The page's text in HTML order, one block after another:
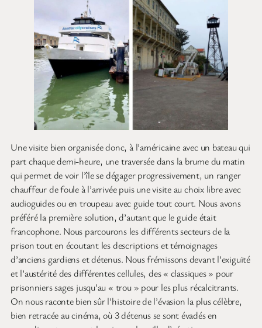
Une visite bien organisée donc, à l’américaine avec un bateau qui
part chaque demi-heure, une traversée dans la brume du matin
qui permet de voir l’île se dégager progressivement, un ranger
chauffeur de foule à l’arrivée puis une visite au choix libre avec
audioguides ou en troupeau avec guide tout court. Nous avons
préféré la première solution, d’autant que le guide était
francophone. Nous parcourons les différents secteurs de la
prison tout en écoutant les descriptions et témoignages
d’anciens gardiens et détenus. Nous frémissons devant l’exiguïté
et l’austérité des différentes cellules, des « classiques » pour
prisonniers sages jusqu’au « trou » pour les plus récalcitrants.
On nous raconte bien sûr l’histoire de l’évasion la plus célèbre,
bien retracée au cinéma, où 3 détenus se sont évadés en